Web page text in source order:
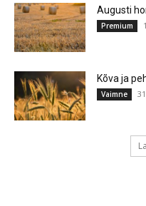
Augusti
Premium
Kõva ja
Vaimne